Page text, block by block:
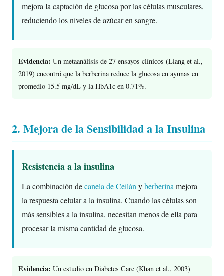
mejora la captación de glucosa por las células musculares,
reduciendo los niveles de azúcar en sangre.
Evidencia: Un metaanálisis de 27 ensayos clínicos (Liang et al.,
2019) encontró que la berberina reduce la glucosa en ayunas en
promedio 15.5 mg/dL y la HbA1c en 0.71%.
2. Mejora de la Sensibilidad a la Insulina
Resistencia a la insulina
La combinación decanela de Ceilán yberberina mejora
la respuesta celular a la insulina. Cuando las células son
más sensibles a la insulina, necesitan menos de ella para
procesar la misma cantidad de glucosa.
Evidencia: Un estudio en Diabetes Care (Khan et al., 2003)